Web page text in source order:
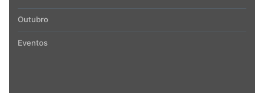
Outubro
Eventos